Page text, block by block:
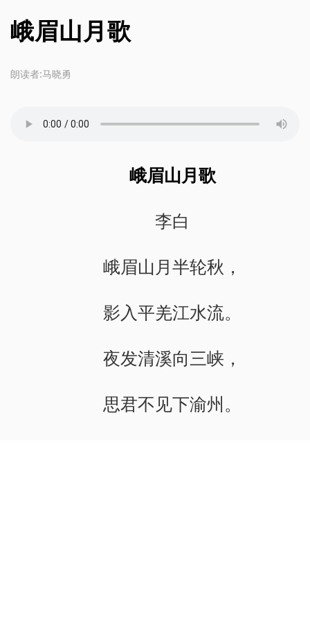
峨眉山月歌
朗读者:马晓勇
峨眉山月歌
李白
峨眉山月半轮秋，
影入平羌江水流。
夜发清溪向三峡，
思君不见下渝州。